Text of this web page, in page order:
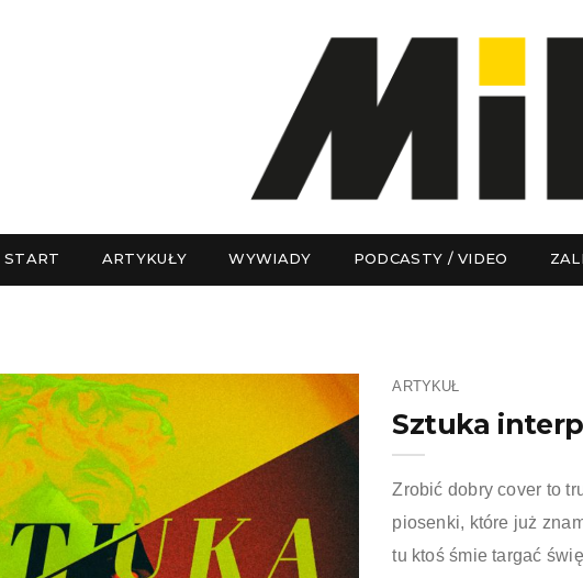
START ARTYKUŁY WYWIADY PODCASTY / VIDEO
ARTYKUŁ
Sztuka
Zrobić dobry cover to
piosenki, które już
tu ktoś śmie targać